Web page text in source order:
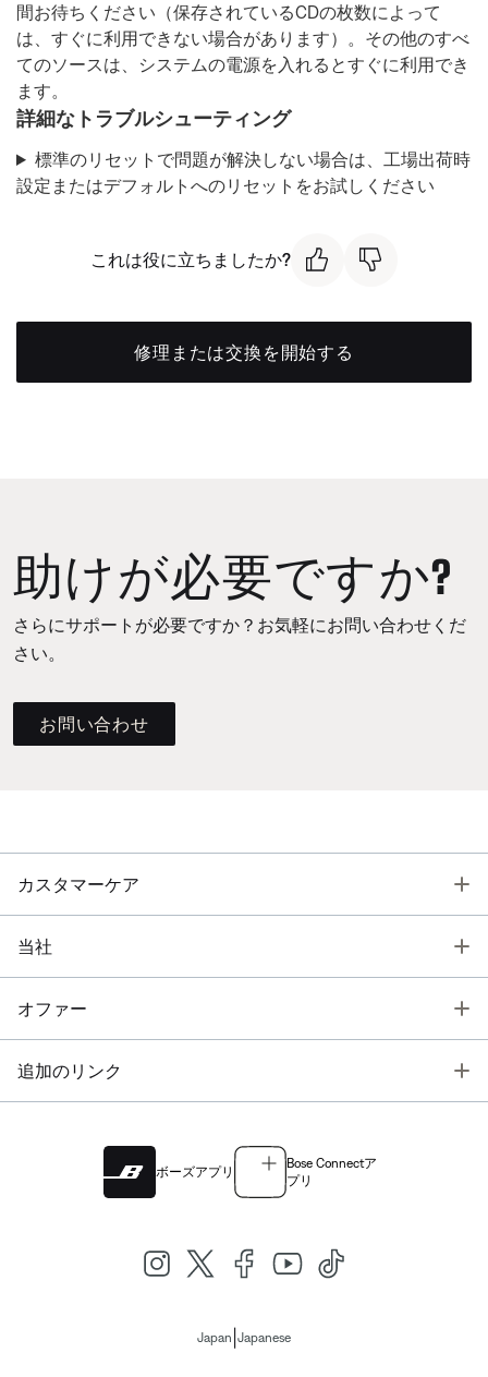
間お待ちください（保存されているCDの枚数によって
は、すぐに利用できない場合があります）。その他のすべ
てのソースは、システムの電源を入れるとすぐに利用でき
ます。
詳細なトラブルシューティング
標準のリセットで問題が解決しない場合は、工場出荷時
設定またはデフォルトへのリセットをお試しください
これは役に立ちましたか?
修理または交換を開始する
助けが必要ですか?
さらにサポートが必要ですか？お気軽にお問い合わせくだ
さい。
お問い合わせ
カスタマーケア
当社
オファー
追加のリンク
ボーズアプリ
Bose Connectア
プリ
Japan Japanese